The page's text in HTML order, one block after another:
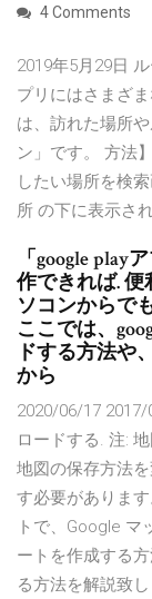
4 Comments
2019年5月29日
プリにはさまざ
は、訪れた場所
ン」です。 方法
したい場所を検
所 の下に表示さ
「google play
作できれば.
ソコンからで
ここでは、
ドする方法や
から
2020/06/17
ロードする. 注:
地図の保存方法
す必要がありま
トで、Google
ートを作成する
る方法を解説致